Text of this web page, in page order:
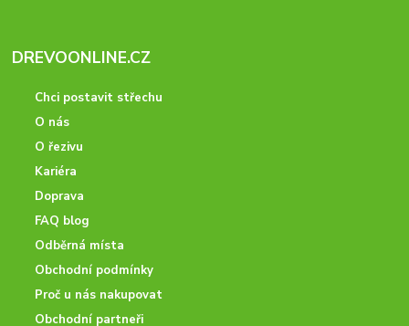
DREVOONLINE.CZ
Chci postavit střechu
O nás
O řezivu
Kariéra
Doprava
FAQ blog
Odběrná místa
Obchodní podmínky
Proč u nás nakupovat
Obchodní partneři